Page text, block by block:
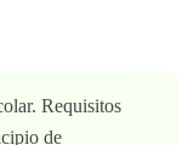
Requisitos
de